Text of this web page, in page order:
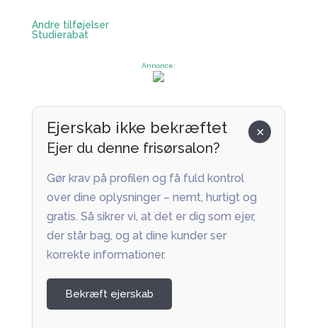
Andre tilføjelser
Studierabat
Annonce:
Ejerskab ikke bekræftet
Ejer du denne frisørsalon?
Gør krav på profilen og få fuld kontrol
over dine oplysninger – nemt, hurtigt og
gratis. Så sikrer vi, at det er dig som ejer,
der står bag, og at dine kunder ser
korrekte informationer.
Bekræft ejerskab
×